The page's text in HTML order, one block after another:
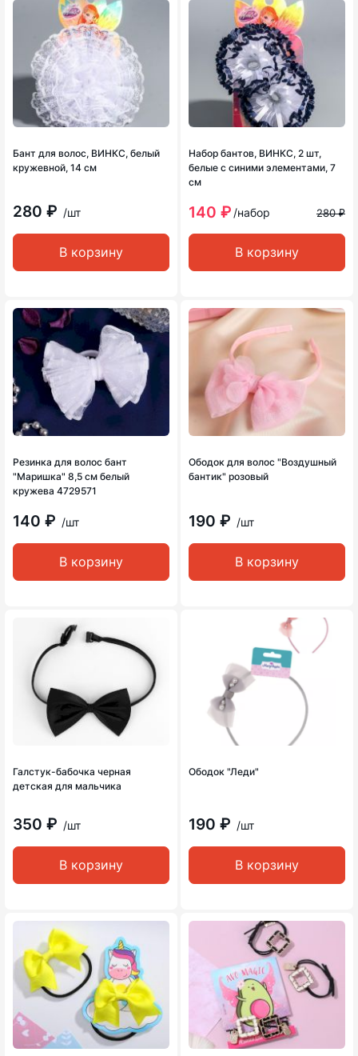
Бант для волос, ВИНКС, белый
кружевной, 14 см
280 ₽ /шт
В корзину
Набор бантов, ВИНКС, 2 шт,
белые с синими элементами, 7
см
140 ₽ /набор 280 ₽
В корзину
Резинка для волос бант
"Маришка" 8,5 см белый
кружева 4729571
140 ₽ /шт
В корзину
Ободок для волос "Воздушный
бантик" розовый
190 ₽ /шт
В корзину
Галстук-бабочка черная
детская для мальчика
350 ₽ /шт
В корзину
Ободок "Леди"
190 ₽ /шт
В корзину